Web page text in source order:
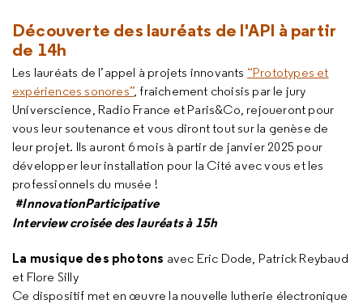
Découverte des lauréats de l'API à partir
de 14h
Les lauréats de l’appel à projets innovants “Prototypes et
expériences sonores”, fraichement choisis par le jury
Universcience, Radio France et Paris&Co, rejoueront pour
vous leur soutenance et vous diront tout sur la genèse de
leur projet. Ils auront 6 mois à partir de janvier 2025 pour
développer leur installation pour la Cité avec vous et les
professionnels du musée !
#InnovationParticipative
Interview croisée des lauréats à 15h
La musique des photons avec Eric Dode, Patrick Reybaud
et Flore Silly
Ce dispositif met en œuvre la nouvelle lutherie électronique